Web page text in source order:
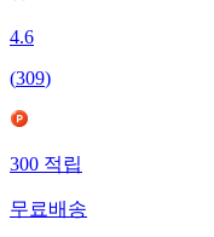
4.6
(309)
300적립
무료배송